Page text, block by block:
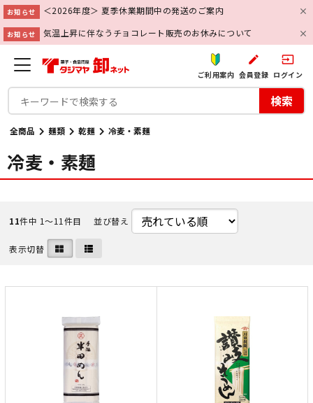
お知らせ ＜2026年度＞ 夏季休業期間中の発送のご案内
お知らせ 気温上昇に伴なうチョコレート販売のお休みについて
ご利用案内
create
会員登録
input
ログイン
検索
全商品 麺類 乾麺 冷麦・素麺
冷麦・素麺
11件中 1〜11件目 並び替え
表示切替